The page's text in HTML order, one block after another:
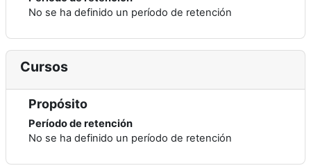
No se ha definido un período de retención
Cursos
Propósito
Período de retención
No se ha definido un período de retención